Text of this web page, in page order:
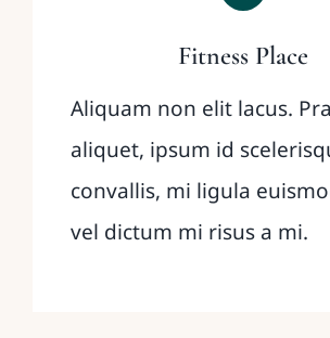
Fitness Place
Aliquam non elit lacus.
aliquet, ipsum id
convallis, mi ligula
vel dictum mi risus a mi.